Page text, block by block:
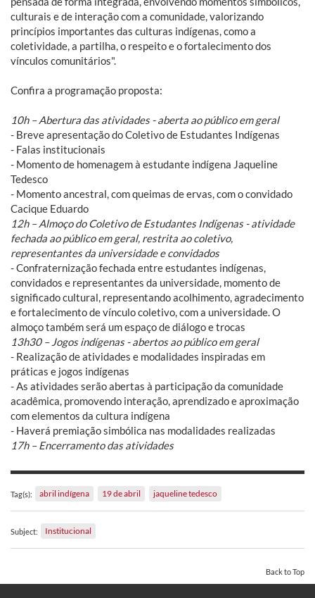
culturais e de interação com a comunidade, valorizando
princípios importantes das culturas indígenas, como a
coletividade, a partilha, o respeito e o fortalecimento dos
vínculos comunitários".
Confira a programação proposta:
10h – Abertura das atividades - aberta ao público em geral
- Breve apresentação do Coletivo de Estudantes Indígenas
- Falas institucionais
- Momento de homenagem à estudante indígena Jaqueline
Tedesco
- Momento ancestral, com queimas de ervas, com o convidado
Cacique Eduardo
12h – Almoço do Coletivo de Estudantes Indígenas - atividade
fechada ao público em geral, restrita ao coletivo,
representantes da universidade e convidados
- Confraternização fechada entre estudantes indígenas,
convidados e representantes da universidade, momento de
significado cultural, representando acolhimento, agradecimento
e fortalecimento de vínculo coletivo, com a universidade. O
almoço também será um espaço de diálogo e trocas
13h30 – Jogos indígenas - abertos ao público em geral
- Realização de atividades e modalidades inspiradas em
práticas e jogos indígenas
- As atividades serão abertas à participação da comunidade
acadêmica, promovendo interação, aprendizado e aproximação
com elementos da cultura indígena
- Haverá premiação simbólica nas modalidades realizadas
17h – Encerramento das atividades
Tag(s): abril indígena 19 de abril jaqueline tedesco
Subject: Institucional
Back to Top